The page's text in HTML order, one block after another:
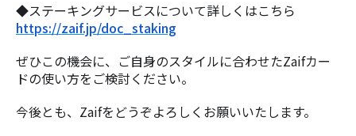
◆ステーキングサービスについて詳しくはこちら
https://zaif.jp/doc_staking
ぜひこの機会に、ご自身のスタイルに合わせたZaifカー
ドの使い方をご検討ください。
今後とも、Zaifをどうぞよろしくお願いいたします。